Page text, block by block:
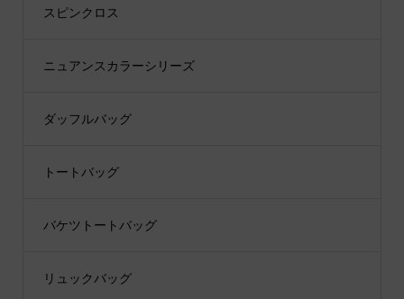
スピンクロス
ニュアンスカラーシリーズ
ダッフルバッグ
トートバッグ
バケツトートバッグ
リュックバッグ